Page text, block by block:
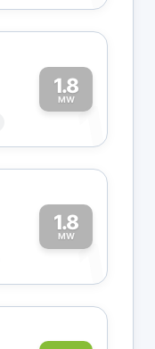
1.8
MW1
1.8
MW1